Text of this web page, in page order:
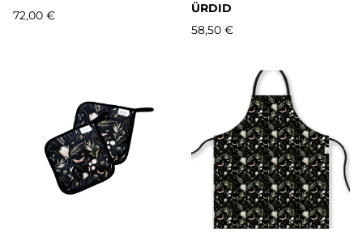
72,00 €
ÜRDID
58,50 €